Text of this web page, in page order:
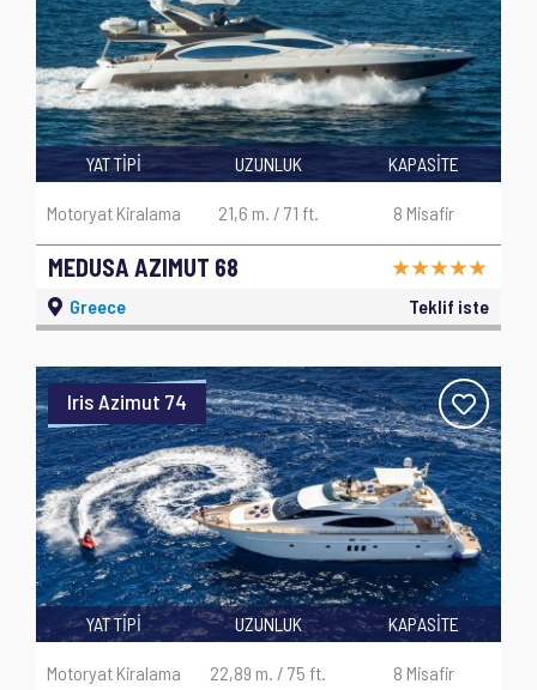
MEDUSA AZIMUT 68
YAT TİPİ
Motoryat Kiralama
UZUNLUK
21,6 m. / 71 ft.
KAPASİTE
8 Misafir
Greece Teklif iste
Iris Azimut 74
YAT TİPİ
Motoryat Kiralama
UZUNLUK
22,89 m. / 75 ft.
KAPASİTE
8 Misafir